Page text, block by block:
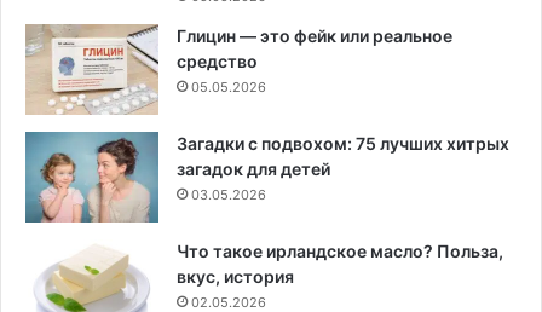
Глицин — это фейк или реальное
средство
05.05.2026
Загадки с подвохом: 75 лучших хитрых
загадок для детей
03.05.2026
Что такое ирландское масло? Польза,
вкус, история
02.05.2026